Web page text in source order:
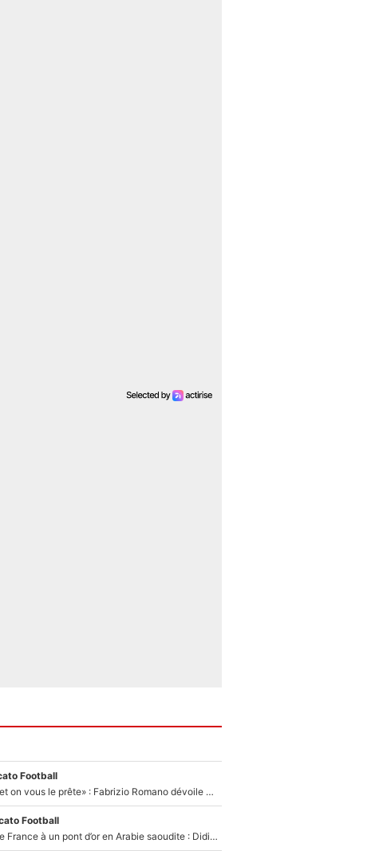
Football
«On l’achète et on vous le prête» : Fabrizio Romano dévoile déjà la stratégie du PSG avec le transfert de Zion Suzuki !
Football
De l’équipe de France à un pont d’or en Arabie saoudite : Didier Deschamps a donné sa réponse !